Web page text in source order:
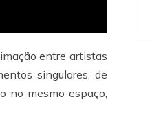
entre artistas
singulares, de
no mesmo espaço,